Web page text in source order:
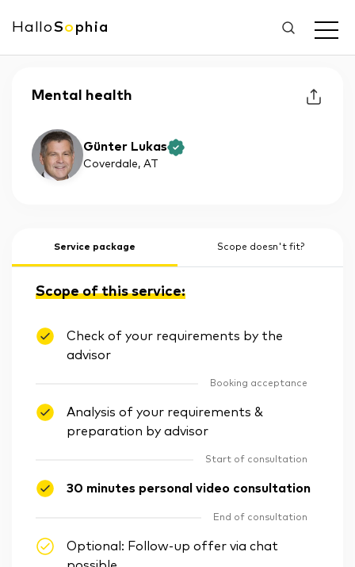
HalloSo phia
Mental health
Günter Lukas
Coverdale, AT
Service package Scope doesn't fit?
Scope of this service:
Check of your requirements by the
advisor
Booking acceptance
Analysis of your requirements &
preparation by advisor
Start of consultation
30 minutes personal video consultation
End of consultation
Optional: Follow-up offer via chat